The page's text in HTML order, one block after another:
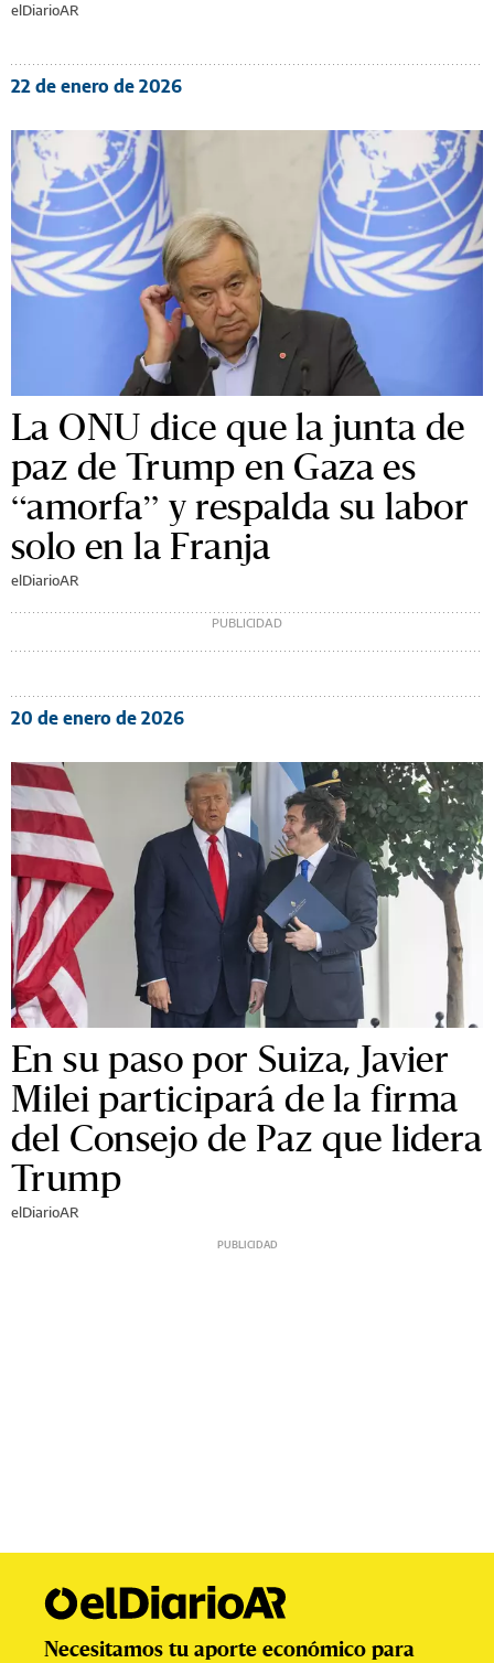
elDiarioAR
22 de enero de 2026
La ONU dice que la junta de
paz de Trump en Gaza es
“amorfa” y respalda su labor
solo en la Franja
elDiarioAR
20 de enero de 2026
En su paso por Suiza, Javier
Milei participará de la firma
del Consejo de Paz que lidera
Trump
elDiarioAR
Necesitamos tu aporte económico para